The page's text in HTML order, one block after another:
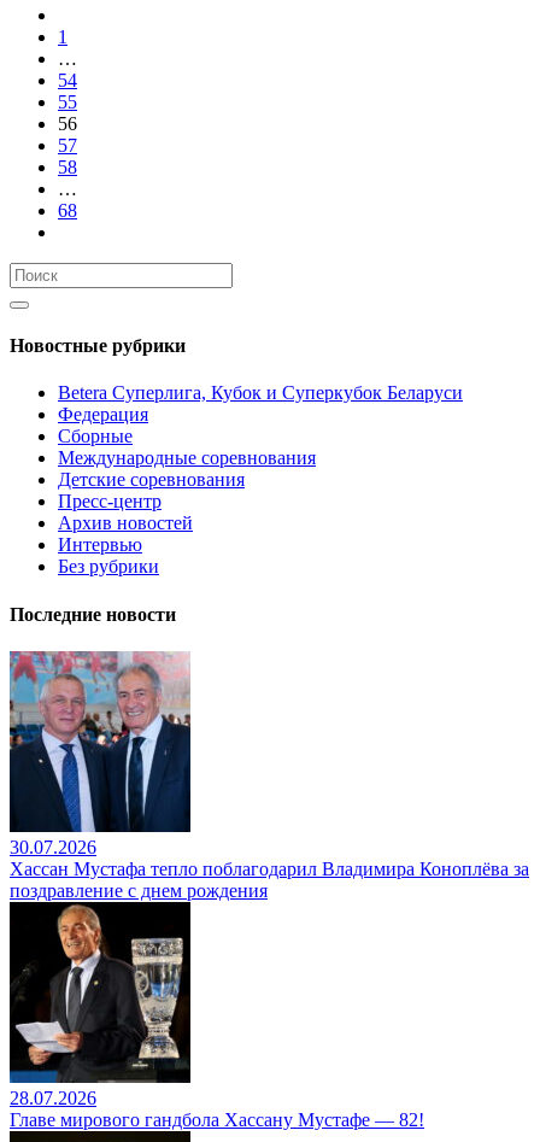
1
…
54
55
56
57
58
…
68
Новостные рубрики
Betera Суперлига, Кубок и Суперкубок Беларуси
Федерация
Сборные
Международные соревнования
Детские соревнования
Пресс-центр
Архив новостей
Интервью
Без рубрики
Последние новости
30.07.2026
Хассан Мустафа тепло поблагодарил Владимира Коноплёва за
поздравление с днем рождения
28.07.2026
Главе мирового гандбола Хассану Мустафе — 82!